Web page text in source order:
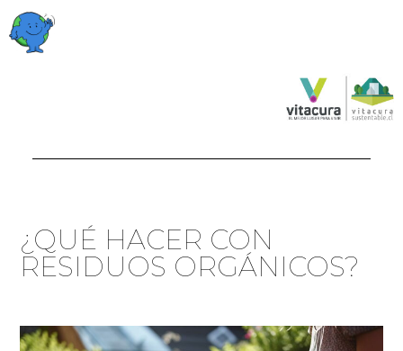
¿QUÉ HACER CON
RESIDUOS ORGÁNICOS?